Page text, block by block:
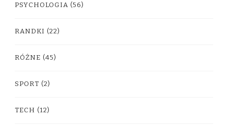
PSYCHOLOGIA (56)
RANDKI (22)
RÓŻNE (45)
SPORT (2)
TECH (12)